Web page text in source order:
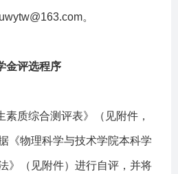
。
金评选程序
素质综合测评表》（见附件，
《物理科学与技术学院本科学
》（见附件）进行自评，并将